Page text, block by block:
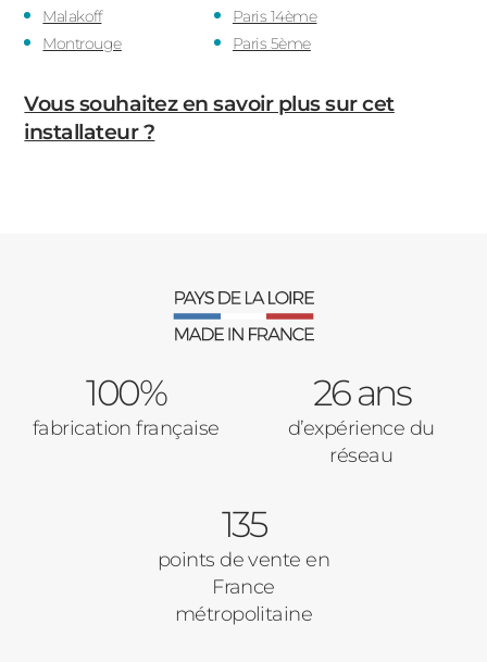
Malakoff
Montrouge
Paris 14ème
Paris 5ème
Vous souhaitez en savoir plus sur cet
installateur ?
100%
fabrication française
26 ans
d’expérience du
réseau
135
points de vente en
France
métropolitaine